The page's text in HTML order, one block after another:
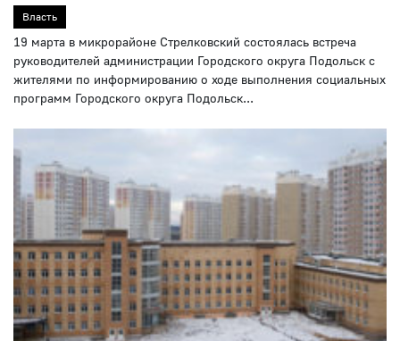
Власть
19 марта в микрорайоне Стрелковский состоялась встреча
руководителей администрации Городского округа Подольск с
жителями по информированию о ходе выполнения социальных
программ Городского округа Подольск...